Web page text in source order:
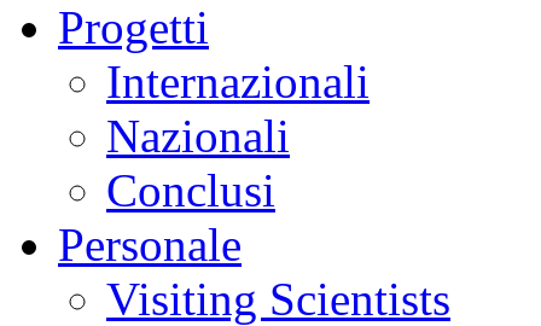
Progetti
Internazionali
Nazionali
Conclusi
Personale
Visiting Scientists